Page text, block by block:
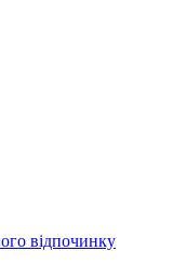
відпочинку